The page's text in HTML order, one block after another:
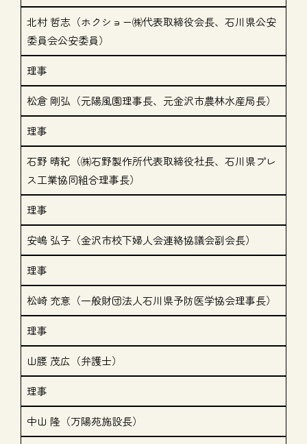
北村 哲志（ホクショー㈱代表取締役会長、石川県公安
委員会公安委員）
理事
松倉 剛弘（元陽風園理事長、元金沢市農林水産局長）
理事
石野 晴紀（㈱石野製作所代表取締役社長、石川県プレ
ス工業協同組合理事長）
理事
安嶋 弘子（金沢市校下婦人会連絡協議会副会長）
理事
松崎 充意（一般財団法人石川県予防医学協会理事長）
理事
山腰 茂広（弁護士）
理事
中山 隆（万陽苑施設長）